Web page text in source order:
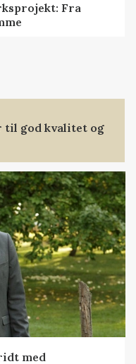
Fra
til god kvalitet og
med